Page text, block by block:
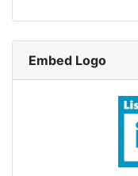
Embed Logo